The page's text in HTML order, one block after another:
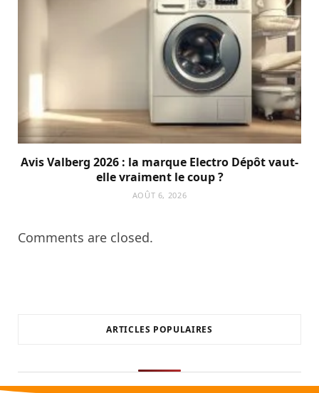
Avis Valberg 2026 : la marque Electro Dépôt vaut-
elle vraiment le coup ?
AOÛT 6, 2026
Comments are closed.
ARTICLES POPULAIRES